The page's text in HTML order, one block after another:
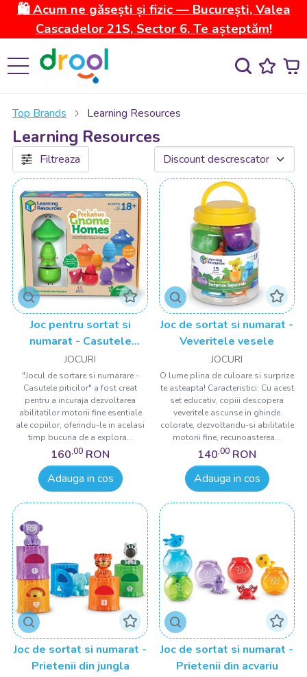
🛍️ Acum ne găsești și fizic — București, Valea
Cascadelor 21S, Sector 6. Te așteptăm!
Top Brands Learning Resources
Learning Resources
Filtreaza
Joc pentru sortat si
numarat - Casutele
piticilor
JOCURI
"Jocul de sortare si numarare -
Casutele piticilor" a fost creat
pentru a incuraja dezvoltarea
abilitatilor motorii fine esentiale
ale copiilor, oferindu-le in acelasi
timp bucuria de a explora...
160,00 RON
Adauga in cos
Joc de sortat si numarat -
Veveritele vesele
JOCURI
O lume plina de culoare si surprize
te asteapta! Caracteristici: Cu acest
set educativ, copiii descopera
veveritele ascunse in ghinde
colorate, dezvoltandu-si abilitatile
motorii fine, recunoasterea...
140,00 RON
Adauga in cos
Joc de sortat si numarat -
Prietenii din jungla
Joc de sortat si numarat -
Prietenii din acvariu